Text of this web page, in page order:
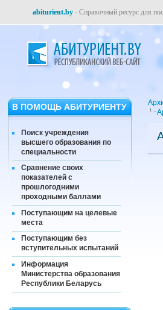
abiturient.by - Справочный ресурс для
В ПОМОЩЬ АБИТУРИЕНТУ
Поиск учреждения
высшего образования по
специальности
Сравнение своих
показателей с
прошлогодними
проходными баллами
Поступающим на целевые
места
Поступающим без
вступительных испытаний
Информация
Министерства образования
Республики Беларусь